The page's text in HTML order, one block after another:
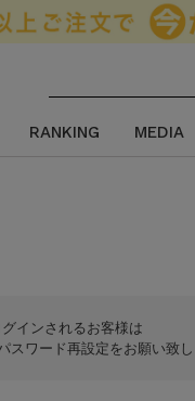
RANKING MEDIA
インされるお客様は
スワード再設定をお願い致し